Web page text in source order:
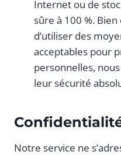
Internet ou de
sûre à 100 %.
d’utiliser des
acceptables pour
personnelles,
leur sécurité
Notre service ne